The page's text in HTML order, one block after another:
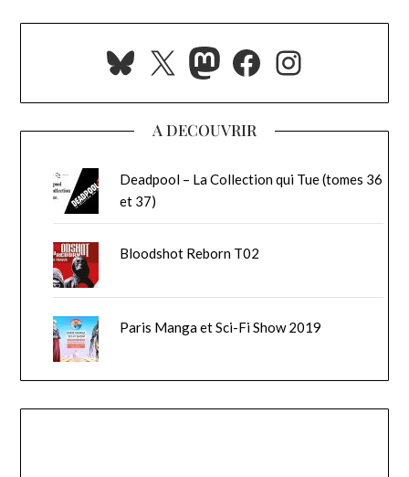
Bluesky
X Mastodon
Facebook
A DECOUVRIR
Deadpool – La Collection qui Tue (tomes 36
et 37)
Bloodshot Reborn T02
Paris Manga et Sci-Fi Show 2019